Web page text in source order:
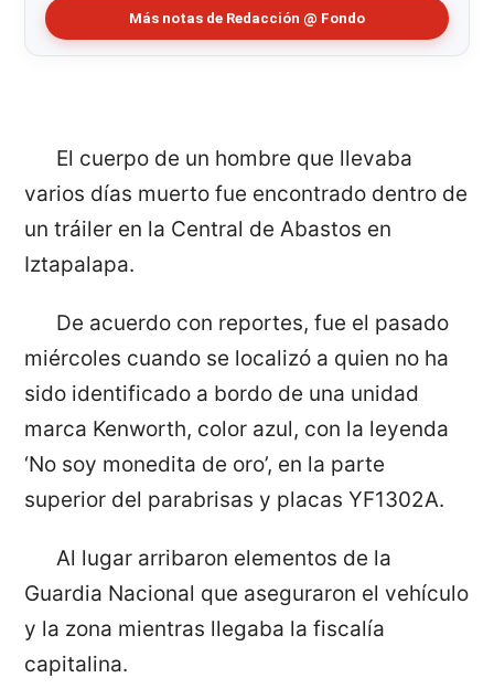
Más notas de Redacción @ Fondo
El cuerpo de un hombre que llevaba
varios días muerto fue encontrado dentro de
un tráiler en la Central de Abastos en
Iztapalapa.
De acuerdo con reportes, fue el pasado
miércoles cuando se localizó a quien no ha
sido identificado a bordo de una unidad
marca Kenworth, color azul, con la leyenda
‘No soy monedita de oro’, en la parte
superior del parabrisas y placas YF1302A.
Al lugar arribaron elementos de la
Guardia Nacional que aseguraron el vehículo
y la zona mientras llegaba la fiscalía
capitalina.